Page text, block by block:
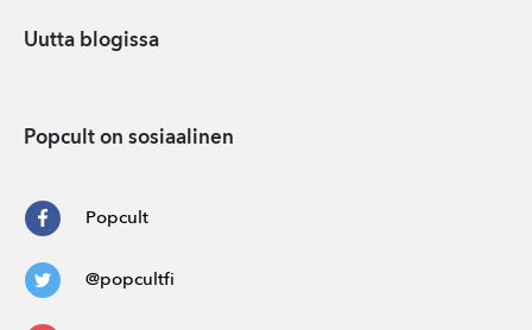
Uutta blogissa
Popcult on sosiaalinen
Popcult
@popcultfi